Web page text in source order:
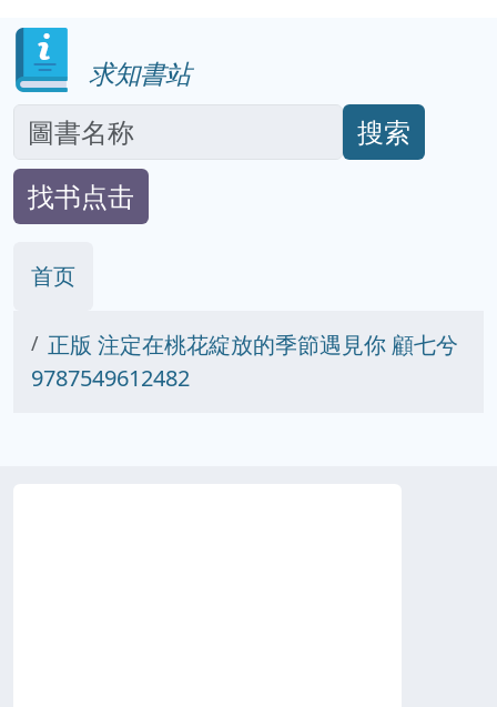
求知書站
搜索
找书点击
首页
正版 注定在桃花綻放的季節遇見你 顧七兮
9787549612482